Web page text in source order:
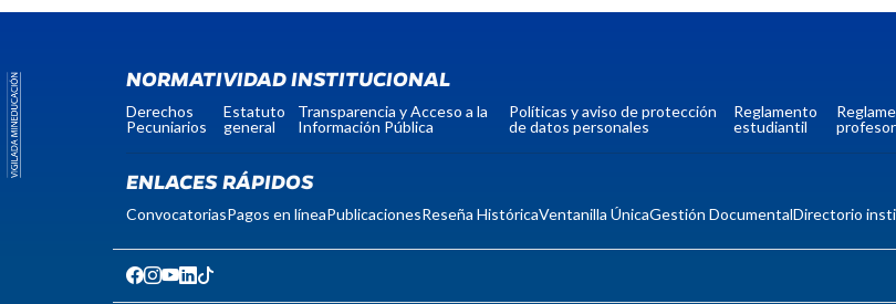
NORMATIVIDAD INSTITUCIONAL
Derechos
Pecuniarios
Estatuto
general
Transparencia y Acceso a la
Información Pública
Políticas y aviso de protección
de datos personales
Reglamento
estudiantil
ENLACES RÁPIDOS
ConvocatoriasPagos en líneaPublicacionesReseña HistóricaVentanilla ÚnicaGestión DocumentalDirectorio